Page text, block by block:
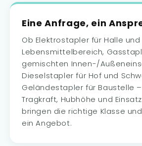
Eine Anfrage, ein
Ob Elektrostapler für Halle und
Lebensmittelbereich,
gemischten Innen-/
Dieselstapler für Hof und
Geländestapler für Baustelle
Tragkraft, Hubhöhe und
bringen die richtige Klasse
ein Angebot.